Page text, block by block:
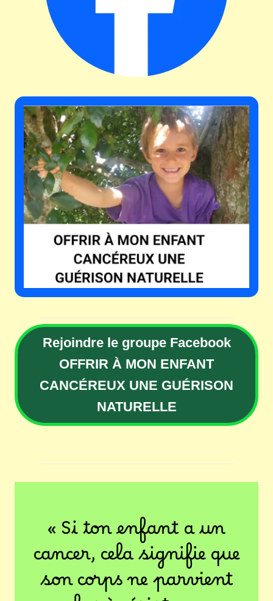
Rejoindre le groupe Facebook
OFFRIR À MON ENFANT
CANCÉREUX UNE GUÉRISON
NATURELLE
« Si ton enfant a un
cancer, cela signifie que
son corps ne parvient